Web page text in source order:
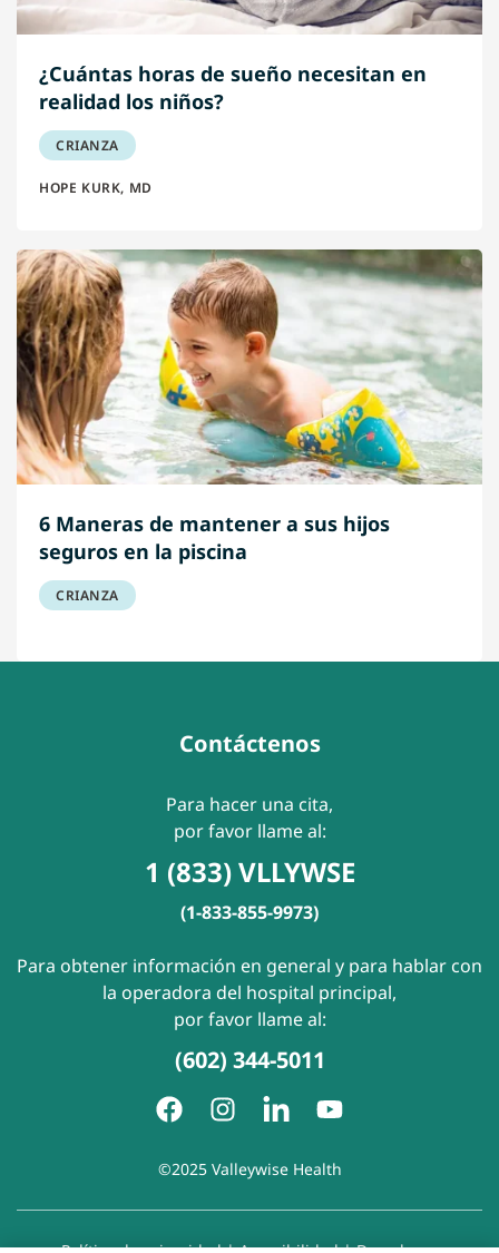
¿Cuántas horas de sueño necesitan en
realidad los niños?
CRIANZA
HOPE KURK, MD
6 Maneras de mantener a sus hijos
seguros en la piscina
CRIANZA
Contáctenos
Para hacer una cita,
por favor llame al:
1 (833) VLLYWSE
(1-833-855-9973)
Para obtener información en general y para hablar con
la operadora del hospital principal,
por favor llame al:
(602) 344-5011
©2025 Valleywise Health